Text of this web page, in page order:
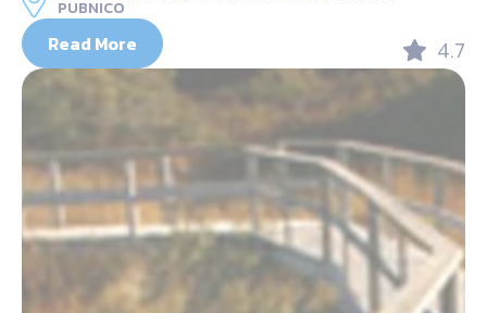
PUBNICO
Read More 4.7